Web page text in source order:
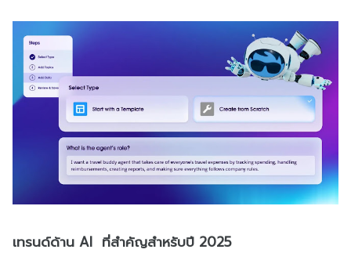
เทรนด์ด้าน AI ที่สำคัญสำหรับปี 2025